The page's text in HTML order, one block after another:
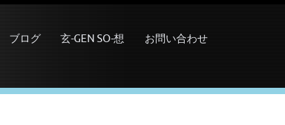
ブログ 玄-GEN SO-想 お問い合わせ